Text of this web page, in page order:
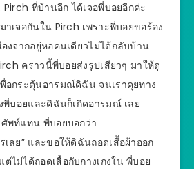
ที่บ้านอีก ได้เจอพี่บอยอีกค่ะ
าเจอกันใน Pirch เพราะพี่บอยขอร้อง
งจากอยู่หอคนเดียวไม่ได้กลับบ้าน
คราวนี้พี่บอยส่งรูปเสียวๆ มาให้ดู
อกระตุ้นอารมณ์ดิฉัน จนเราคุยทาง
พี่บอยและดิฉันก็เกิดอารมณ์ เลย
พท์แทน พี่บอยบอกว่า
เลย” และขอให้ดิฉันถอดเสื้อผ้าออก
ไม่ได้ถอดเสื้อกับกางเกงใน พี่บอย